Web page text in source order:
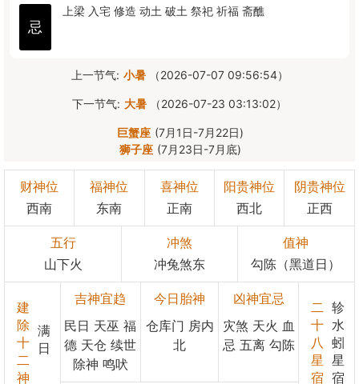
忌
上梁 入宅 修造 动土 破土 祭祀 祈福 斋醮
上一节气: 小暑 （2026-07-07 09:56:54）
下一节气: 大暑 （2026-07-23 03:13:02）
巨蟹座 (7月1日-7月22日)
狮子座 (7月23日-7月底)
财神位
西南
福神位
东南
喜神位
正南
阳贵神位
西北
阴贵神位
正西
五行
山下火
冲煞
冲兔煞东
值神
勾陈（黑道日）
建
除
十
二
神
满
日
吉神宜趋
民日 天巫 福
德 天仓 续世
除神 鸣吠
今日胎神
仓库门 房内
北
凶神宜忌
灾煞 天火 血
忌 五离 勾陈
二
十
八
星
宿
轸
水
蚓
星
宿